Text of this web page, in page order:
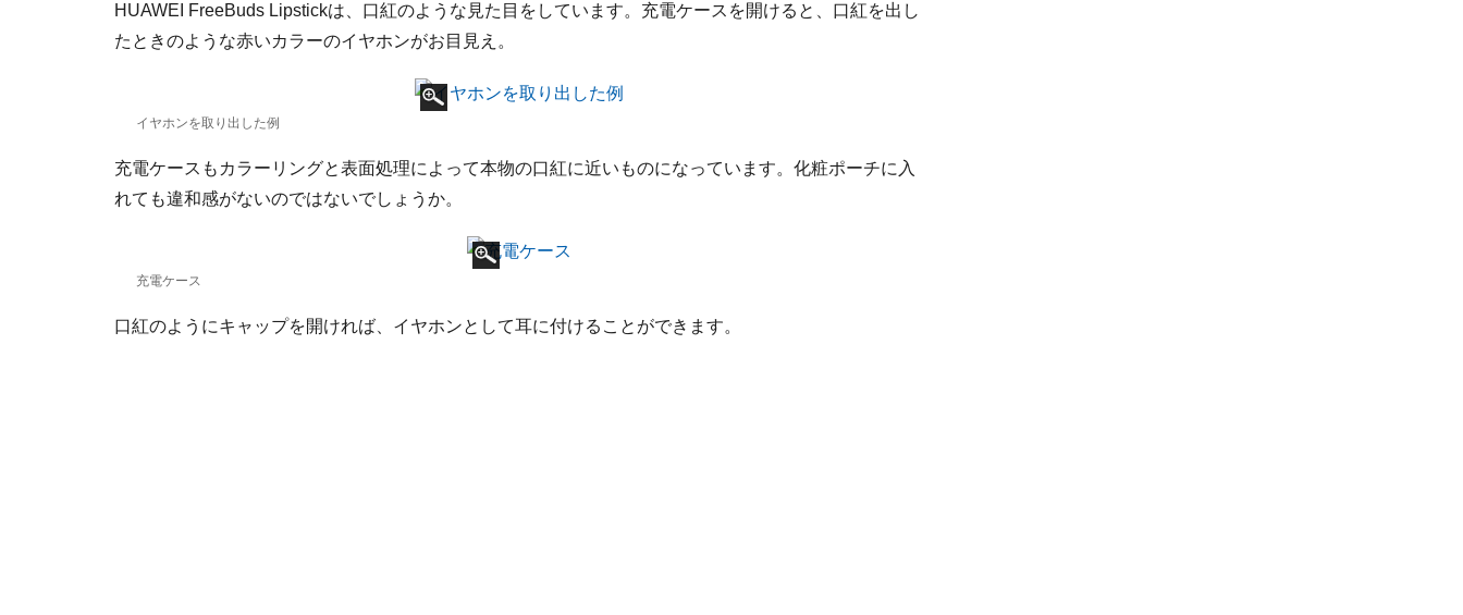
HUAWEI FreeBuds Lipstickは、口紅のような見た目をしています。充電ケースを開けると、口紅を出し
たときのような赤いカラーのイヤホンがお目見え。
イヤホンを取り出した例
充電ケースもカラーリングと表面処理によって本物の口紅に近いものになっています。化粧ポーチに入
れても違和感がないのではないでしょうか。
充電ケース
口紅のようにキャップを開ければ、イヤホンとして耳に付けることができます。